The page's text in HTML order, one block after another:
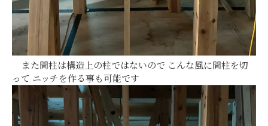
また間柱は構造上の柱ではないので こんな風に間柱を切
って ニッチを作る事も可能です